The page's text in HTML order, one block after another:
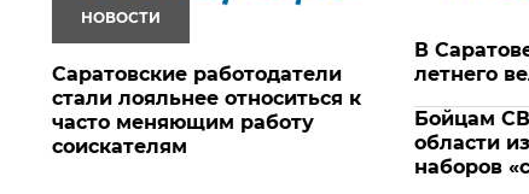
НОВОСТИ
Саратовские работодатели
стали лояльнее относиться к
часто меняющим работу
соискателям
В
летнего
Бойцам
области
наборов